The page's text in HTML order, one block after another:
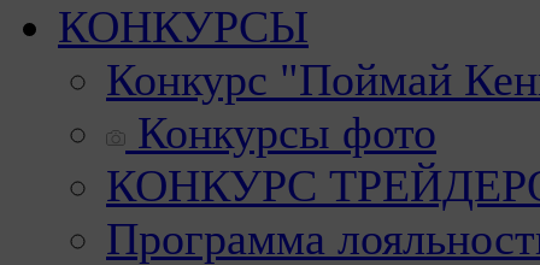
КОНКУРСЫ
Конкурс "Поймай
Конкурсы фото
КОНКУРС
Программа